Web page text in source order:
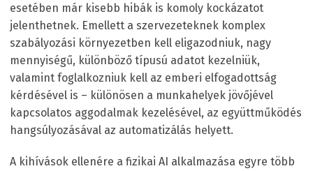
esetében már kisebb hibák is komoly kockázatot
jelenthetnek. Emellett a szervezeteknek komplex
szabályozási környezetben kell eligazodniuk, nagy
mennyiségű, különböző típusú adatot kezelniük,
valamint foglalkozniuk kell az emberi elfogadottság
kérdésével is – különösen a munkahelyek jövőjével
kapcsolatos aggodalmak kezelésével, az együttműködés
hangsúlyozásával az automatizálás helyett.
A kihívások ellenére a fizikai AI alkalmazása egyre több